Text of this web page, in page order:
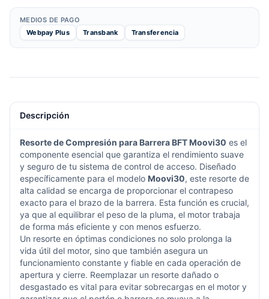
MEDIOS DE PAGO
Webpay Plus
Transbank Transferencia
Descripción
Resorte de Compresión para Barrera BFT Moovi30 es el
componente esencial que garantiza el rendimiento suave
y seguro de tu sistema de control de acceso. Diseñado
específicamente para el modelo Moovi30, este resorte de
alta calidad se encarga de proporcionar el contrapeso
exacto para el brazo de la barrera. Esta función es crucial,
ya que al equilibrar el peso de la pluma, el motor trabaja
de forma más eficiente y con menos esfuerzo.
Un resorte en óptimas condiciones no solo prolonga la
vida útil del motor, sino que también asegura un
funcionamiento constante y fiable en cada operación de
apertura y cierre. Reemplazar un resorte dañado o
desgastado es vital para evitar sobrecargas en el motor y